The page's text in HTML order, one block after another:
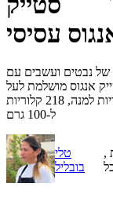
עסיסי
של נבטים ועשבים עם
אנגוס מושלמת לעל
האש שלכם שלא תשכחו הרבה זמן, 846 קלוריות למנה, 218 קלוריות
ל-100 גרם
טלי
בובליל
, יוצרת מתכונים, מעבירה סדנאות